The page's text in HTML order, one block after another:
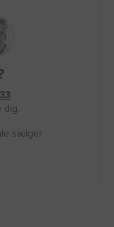
dig.
sælger